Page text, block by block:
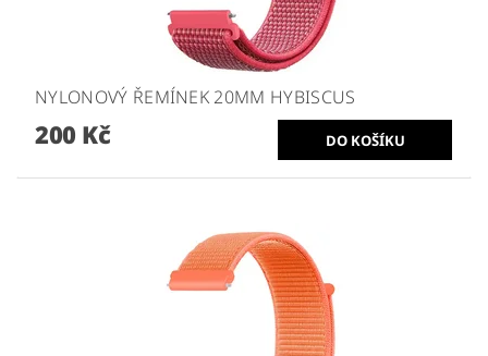
NYLONOVÝ ŘEMÍNEK 20MM HYBISCUS
200 Kč